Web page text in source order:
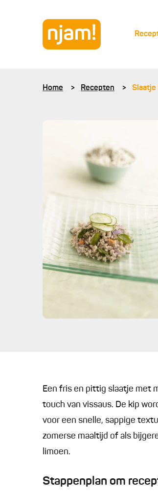
Home Recepten
Een fris en pittig slaatje met
touch van vissaus. De kip
voor een snelle, sappige
zomerse maaltijd of als
limoen.
Stappenplan om